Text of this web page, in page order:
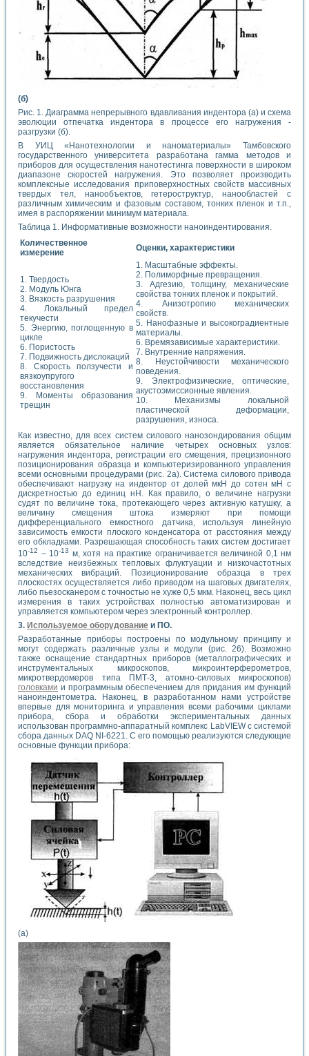
(б)
Рис. 1. Диаграмма непрерывного вдавливания индентора (а) и схема
эволюции отпечатка индентора в процессе его нагружения -
разгрузки (б).
В УИЦ «Нанотехнологии и наноматериалы» Тамбовского
государственного университета разработана гамма методов и
приборов для осуществления нанотестинга поверхности в широком
диапазоне скоростей нагружения. Это позволяет производить
комплексные исследования приповерхностных свойств массивных
твердых тел, нанообъектов, гетероструктур, нанообластей с
различным химическим и фазовым составом, тонких пленок и т.п.,
имея в распоряжении минимум материала.
Таблица 1. Информативные возможности наноиндентирования.
Количественное
измерение
Оценки, характеристики
1. Твердость
2. Модуль Юнга
3. Вязкость разрушения
4. Локальный предел
текучести
5. Энергию, поглощенную в
цикле
6. Пористость
7. Подвижность дислокаций
8. Скорость ползучести и
вязкоупругого
восстановления
9. Моменты образования
трещин
1. Масштабные эффекты.
2. Полиморфные превращения.
3. Адгезию, толщину, механические
свойства тонких пленок и покрытий.
4. Анизотропию механических
свойств.
5. Нанофазные и высокоградиентные
материалы.
6. Времязависимые характеристики.
7. Внутренние напряжения.
8. Неустойчивости механического
поведения.
9. Электрофизические, оптические,
акустоэмиссионные явления.
10. Механизмы локальной
пластической деформации,
разрушения, износа.
Как известно, для всех систем силового нанозондирования общим
является обязательное наличие четырех основных узлов:
нагружения индентора, регистрации его смещения, прецизионного
позиционирования образца и компьютеризированного управления
всеми основными процедурами (рис. 2а). Система силового привода
обеспечивают нагрузку на индентор от долей мкН до сотен мН с
дискретностью до единиц нН. Как правило, о величине нагрузки
судят по величине тока, протекающего через активную катушку, а
величину смещения штока измеряют при помощи
дифференциального емкостного датчика, используя линейную
зависимость емкости плоского конденсатора от расстояния между
его обкладками. Разрешающая способность таких систем достигает
10-12 – 10-13 м, хотя на практике ограничивается величиной 0,1 нм
вследствие неизбежных тепловых флуктуации и низкочастотных
механических вибраций. Позиционирование образца в трех
плоскостях осуществляется либо приводом на шаговых двигателях,
либо пьезосканером с точностью не хуже 0,5 мкм. Наконец, весь цикл
измерения в таких устройствах полностью автоматизирован и
управляется компьютером через электронный контроллер.
3. Используемое оборудование и ПО.
Разработанные приборы построены по модульному принципу и
могут содержать различные узлы и модули (рис. 26). Возможно
также оснащение стандартных приборов (металлографических и
инструментальных микроскопов, микроинтерферометров,
микротвердомеров типа ПМТ-3, атомно-силовых микроскопов)
головками и программным обеспечением для придания им функций
наноиндентометра. Наконец, в разработанном нами устройстве
впервые для мониторинга и управления всеми рабочими циклами
прибора, сбора и обработки экспериментальных данных
использован программно-аппаратный комплекс LabVIEW с системой
сбора данных DAQ NI-6221. С его помощью реализуются следующие
основные функции прибора:
(а)